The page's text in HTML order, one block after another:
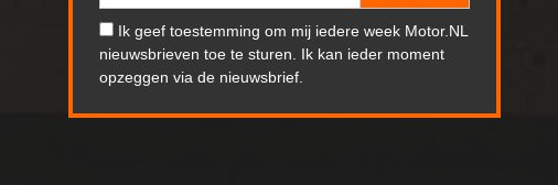
Ik geef toestemming om mij iedere week Motor.NL
nieuwsbrieven toe te sturen. Ik kan ieder moment
opzeggen via de nieuwsbrief.